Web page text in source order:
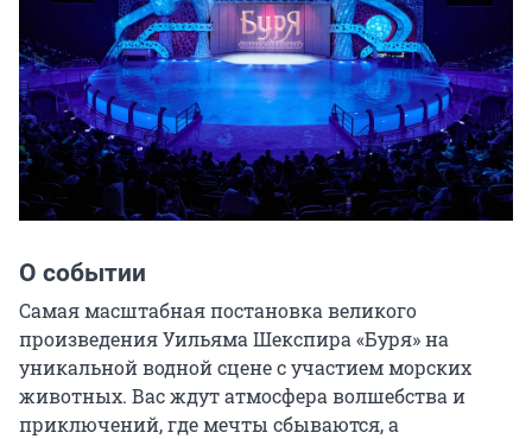
О событии
Самая масштабная постановка великого
произведения Уильяма Шекспира «Буря» на
уникальной водной сцене с участием морских
животных. Вас ждут атмосфера волшебства и
приключений, где мечты сбываются, а